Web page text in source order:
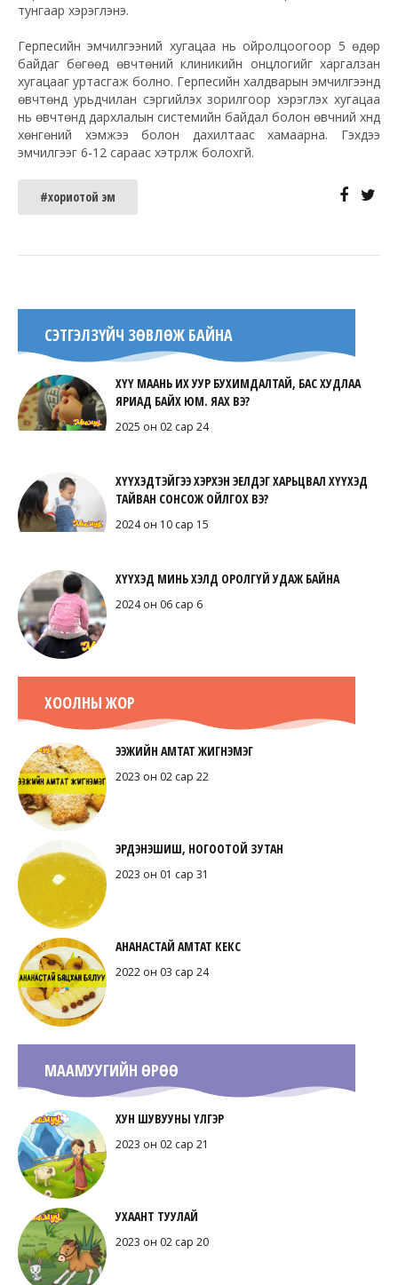
тунгаар хэрэглэнэ.
Герпесийн эмчилгээний хугацаа нь ойролцоогоор 5 өдөр
байдаг бөгөөд өвчтөний клиникийн онцлогийг харгалзан
хугацааг уртасгаж болно. Герпесийн халдварын эмчилгээнд
өвчтөнд урьдчилан сэргийлэх зорилгоор хэрэглэх хугацаа
нь өвчтөнд дархлалын системийн байдал болон өвчний хүнд
хөнгөний хэмжээ болон дахилтаас хамаарна. Гэхдээ
эмчилгээг 6-12 сараас хэтрүүлж болохгүй.
#хориотой эм
СЭТГЭЛЗҮЙЧ ЗӨВЛӨЖ БАЙНА
ХҮҮ МААНЬ ИХ УУР БУХИМДАЛТАЙ, БАС ХУДЛАА
ЯРИАД БАЙХ ЮМ. ЯАХ ВЭ?
2025 он 02 сар 24
ХҮҮХЭДТЭЙГЭЭ ХЭРХЭН ЭЕЛДЭГ ХАРЬЦВАЛ ХҮҮХЭД
ТАЙВАН СОНСОЖ ОЙЛГОХ ВЭ?
2024 он 10 сар 15
ХҮҮХЭД МИНЬ ХЭЛД ОРОЛГҮЙ УДАЖ БАЙНА
2024 он 06 сар 6
ХООЛНЫ ЖОР
ЭЭЖИЙН АМТАТ ЖИГНЭМЭГ
2023 он 02 сар 22
ЭРДЭНЭШИШ, НОГООТОЙ ЗУТАН
2023 он 01 сар 31
АНАНАСТАЙ АМТАТ КЕКС
2022 он 03 сар 24
МААМУУГИЙН ӨРӨӨ
ХУН ШУВУУНЫ ҮЛГЭР
2023 он 02 сар 21
УХААНТ ТУУЛАЙ
2023 он 02 сар 20